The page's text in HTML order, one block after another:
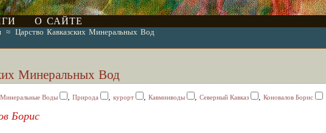
О САЙТЕ
≈ Царство Кавказских Минеральных Вод
Минеральных Вод
Минеральные Воды , Природа , курорт , Кавминводы , Северный Кавказ , Коновалов Борис
Борис